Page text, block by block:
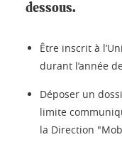
dessous.
Être inscrit à
durant l’année
Déposer un
limite
la Direction